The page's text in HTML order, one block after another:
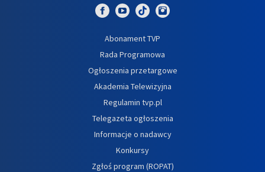
Abonament TVP
Rada Programowa
Ogłoszenia przetargowe
Akademia Telewizyjna
Regulamin tvp.pl
Telegazeta ogłoszenia
Informacje o nadawcy
Konkursy
Zgłoś program (ROPAT)